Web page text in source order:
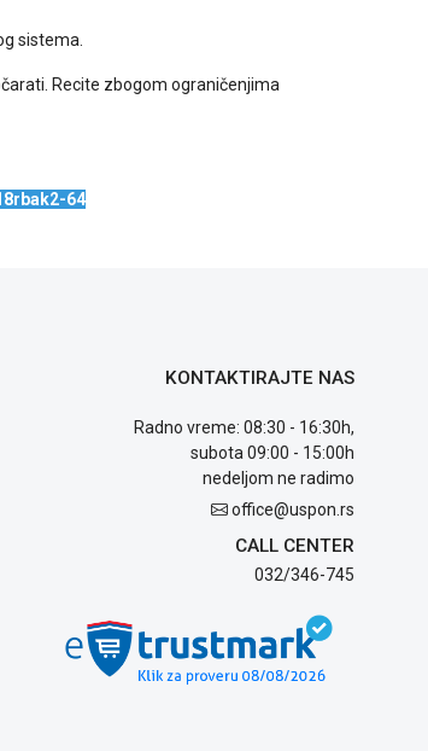
sistema.
Recite zbogom ograničenjima
64
KONTAKTIRAJTE NAS
Radno vreme: 08:30 - 16:30h,
subota 09:00 - 15:00h
nedeljom ne radimo
office@uspon.rs
CALL CENTER
032/346-745